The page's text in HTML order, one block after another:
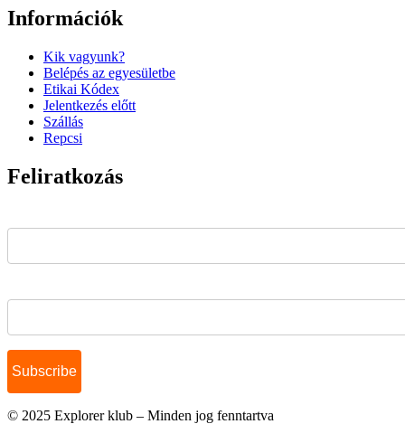
Információk
Kik vagyunk?
Belépés az egyesületbe
Etikai Kódex
Jelentkezés előtt
Szállás
Repcsi
Feliratkozás
© 2025 Explorer klub – Minden jog fenntartva